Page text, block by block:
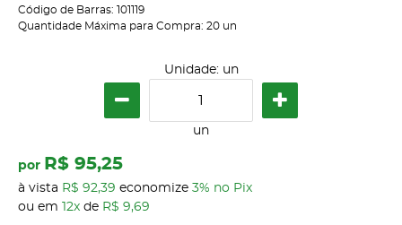
Código de Barras: 101119
Quantidade Máxima para Compra: 20 un
Unidade: un
un
por R$ 95,25
à vista R$ 92,39 economize 3% no Pix
ou em
12x de R$ 9,69